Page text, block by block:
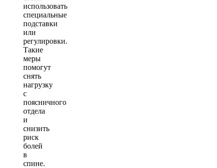
использовать
специальные
подставки
или
регулировки.
Такие
меры
помогут
снять
нагрузку
с
поясничного
отдела
и
снизить
риск
болей
в
спине.